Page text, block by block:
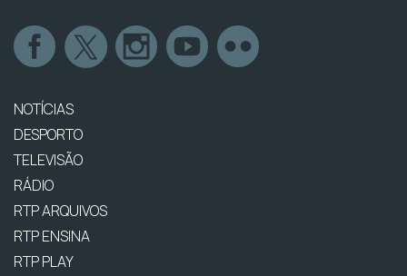
NOTÍCIAS
DESPORTO
TELEVISÃO
RÁDIO
RTP ARQUIVOS
RTP ENSINA
RTP PLAY